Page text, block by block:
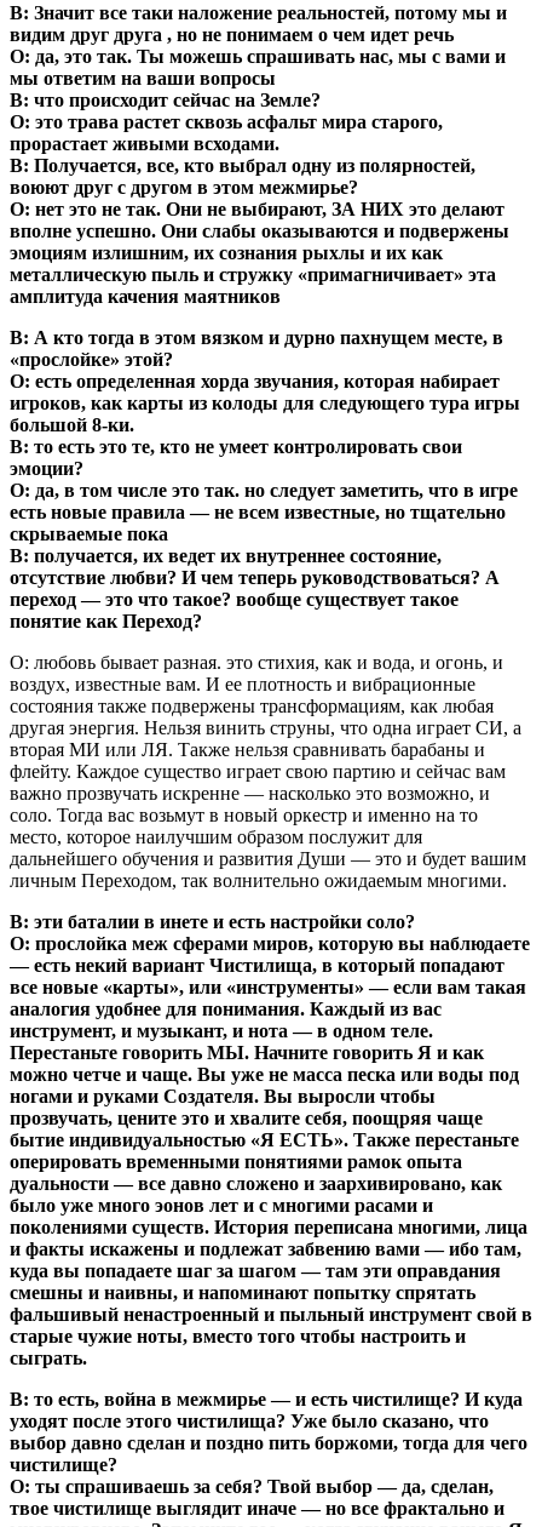
В: Значит все таки наложение реальностей, потому мы и
видим друг друга , но не понимаем о чем идет речь
О: да, это так. Ты можешь спрашивать нас, мы с вами и
мы ответим на ваши вопросы
В: что происходит сейчас на Земле?
О: это трава растет сквозь асфальт мира старого,
прорастает живыми всходами.
В: Получается, все, кто выбрал одну из полярностей,
воюют друг с другом в этом межмирье?
О: нет это не так. Они не выбирают, ЗА НИХ это делают
вполне успешно. Они слабы оказываются и подвержены
эмоциям излишним, их сознания рыхлы и их как
металлическую пыль и стружку «примагничивает» эта
амплитуда качения маятников
В: А кто тогда в этом вязком и дурно пахнущем месте, в
«прослойке» этой?
О: есть определенная хорда звучания, которая набирает
игроков, как карты из колоды для следующего тура игры
большой 8-ки.
В: то есть это те, кто не умеет контролировать свои
эмоции?
О: да, в том числе это так. но следует заметить, что в игре
есть новые правила — не всем известные, но тщательно
скрываемые пока
В: получается, их ведет их внутреннее состояние,
отсутствие любви? И чем теперь руководствоваться? А
переход — это что такое? вообще существует такое
понятие как Переход?
О: любовь бывает разная. это стихия, как и вода, и огонь, и
воздух, известные вам. И ее плотность и вибрационные
состояния также подвержены трансформациям, как любая
другая энергия. Нельзя винить струны, что одна играет СИ, а
вторая МИ или ЛЯ. Также нельзя сравнивать барабаны и
флейту. Каждое существо играет свою партию и сейчас вам
важно прозвучать искренне — насколько это возможно, и
соло. Тогда вас возьмут в новый оркестр и именно на то
место, которое наилучшим образом послужит для
дальнейшего обучения и развития Души — это и будет вашим
личным Переходом, так волнительно ожидаемым многими.
В: эти баталии в инете и есть настройки соло?
О: прослойка меж сферами миров, которую вы наблюдаете
— есть некий вариант Чистилища, в который попадают
все новые «карты», или «инструменты» — если вам такая
аналогия удобнее для понимания. Каждый из вас
инструмент, и музыкант, и нота — в одном теле.
Перестаньте говорить МЫ. Начните говорить Я и как
можно четче и чаще. Вы уже не масса песка или воды под
ногами и руками Создателя. Вы выросли чтобы
прозвучать, цените это и хвалите себя, поощряя чаще
бытие индивидуальностью «Я ЕСТЬ». Также перестаньте
оперировать временными понятиями рамок опыта
дуальности — все давно сложено и заархивировано, как
было уже много эонов лет и с многими расами и
поколениями существ. История переписана многими, лица
и факты искажены и подлежат забвению вами — ибо там,
куда вы попадаете шаг за шагом — там эти оправдания
смешны и наивны, и напоминают попытку спрятать
фальшивый ненастроенный и пыльный инструмент свой в
старые чужие ноты, вместо того чтобы настроить и
сыграть.
В: то есть, война в межмирье — и есть чистилище? И куда
уходят после этого чистилища? Уже было сказано, что
выбор давно сделан и поздно пить боржоми, тогда для чего
чистилище?
О: ты спрашиваешь за себя? Твой выбор — да, сделан,
твое чистилище выглядит иначе — но все фрактально и